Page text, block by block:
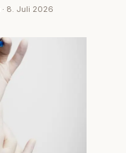
· 8. Juli 2026